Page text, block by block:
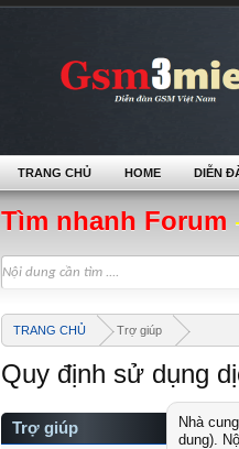
Tìm nhanh Forum
TRANG CHỦ Trợ giúp
Quy định sử dụng
Trợ giúp
Nhà
dung).
TRANG CHỦ HOME DIỄN